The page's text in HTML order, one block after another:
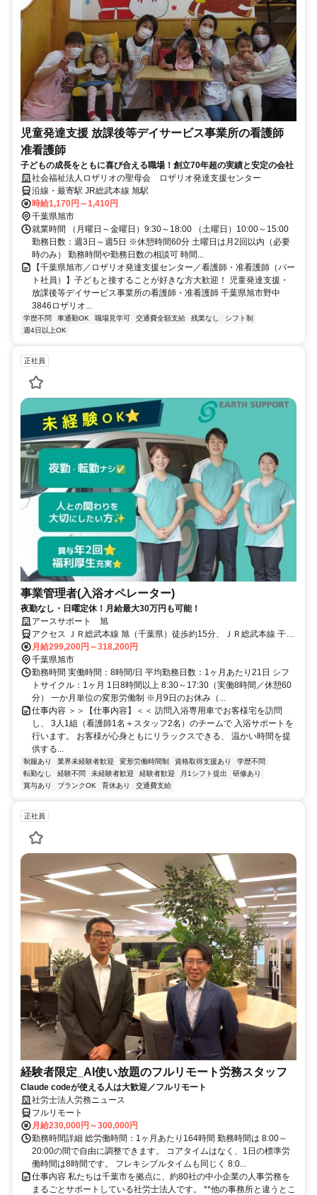
児童発達支援 放課後等デイサービス事業所の看護師
准看護師
子どもの成長をともに喜び合える職場！創立70年超の実績と安定の会社
社会福祉法人ロザリオの聖母会 ロザリオ発達支援センター
沿線・最寄駅 JR総武本線 旭駅
時給1,170円～1,410円
千葉県旭市
就業時間 （月曜日～金曜日）9:30～18:00 （土曜日）10:00～15:00
勤務日数：週3日～週5日 ※休憩時間60分 土曜日は月2回以内（必要
時のみ） 勤務時間や勤務日数の相談可 時間...
【千葉県旭市／ロザリオ発達支援センター／看護師・准看護師（パー
ト社員）】子どもと接することが好きな方大歓迎！ 児童発達支援・
放課後等デイサービス事業所の看護師・准看護師 千葉県旭市野中
3846ロザリオ...
学歴不問 車通勤OK 職場見学可 交通費全額支給 残業なし
シフト制
週4日以上OK
正社員
事業管理者(入浴オペレーター)
夜勤なし・日曜定休！月給最大30万円も可能！
アースサポート 旭
アクセス ＪＲ総武本線 旭（千葉県）徒歩約15分、ＪＲ総武本線 干潟
徒歩約46分、ＪＲ総武本線 飯岡徒歩約47分
月給299,200円～318,200円
千葉県旭市
勤務時間 実働時間：8時間/日 平均勤務日数：1ヶ月あたり21日 シフ
トサイクル：1ヶ月 1日8時間以上 8:30～17:30（実働8時間／休憩60
分） 一か月単位の変形労働制 ※月9日のお休み（...
仕事内容 ＞＞【仕事内容】＜＜ 訪問入浴専用車でお客様宅を訪問
し、 3人1組（看護師1名＋スタッフ2名）のチームで 入浴サポートを
行います。 お客様が心身ともにリラックスできる、 温かい時間を提
供する...
制服あり 業界未経験者歓迎 変形労働時間制 資格取得支援あり
学歴不問
転勤なし
経験不問 未経験者歓迎 経験者歓迎 月1シフト提出
研修あり
賞与あり
ブランクOK 育休あり 交通費支給
正社員
経験者限定_AI使い放題のフルリモート労務スタッフ
Claude codeが使える人は大歓迎／フルリモート
社労士法人労務ニュース
フルリモート
月給230,000円～300,000円
勤務時間詳細 総労働時間：1ヶ月あたり164時間 勤務時間は 8:00～
20:00の間で自由に調整できます。 コアタイムはなく、1日の標準労
働時間は8時間です。 フレキシブルタイムも同じく 8:0...
仕事内容 私たちは千葉市を拠点に、約80社の中小企業の人事労務を
まるごとサポートしている社労士法人です。 **他の事務所と違うとこ